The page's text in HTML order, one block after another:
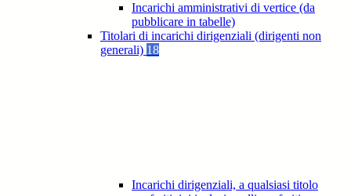
Incarichi amministrativi di vertice (da
pubblicare in tabelle)
Titolari di incarichi dirigenziali (dirigenti non
generali) 18
Incarichi dirigenziali, a qualsiasi titolo